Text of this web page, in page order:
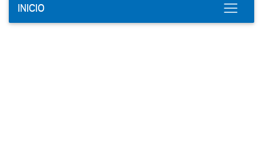
INICIO